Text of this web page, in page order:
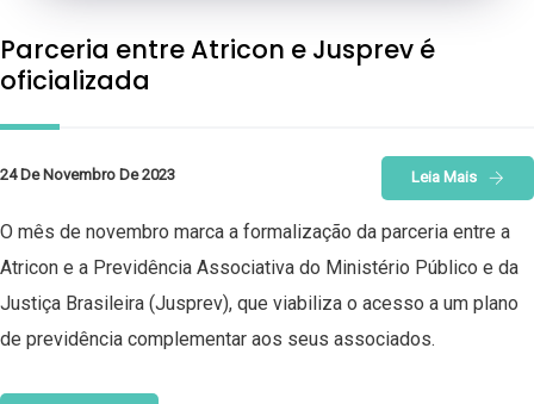
Parceria entre Atricon e Jusprev é
oficializada
24 De Novembro De 2023 Leia Mais
O mês de novembro marca a formalização da parceria entre a
Atricon e a Previdência Associativa do Ministério Público e da
Justiça Brasileira (Jusprev), que viabiliza o acesso a um plano
de previdência complementar aos seus associados.